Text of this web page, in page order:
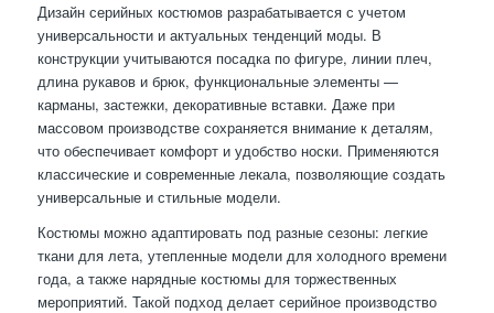
Дизайн серийных костюмов разрабатывается с учетом
универсальности и актуальных тенденций моды. В
конструкции учитываются посадка по фигуре, линии плеч,
длина рукавов и брюк, функциональные элементы —
карманы, застежки, декоративные вставки. Даже при
массовом производстве сохраняется внимание к деталям,
что обеспечивает комфорт и удобство носки. Применяются
классические и современные лекала, позволяющие создать
универсальные и стильные модели.
Костюмы можно адаптировать под разные сезоны: легкие
ткани для лета, утепленные модели для холодного времени
года, а также нарядные костюмы для торжественных
мероприятий. Такой подход делает серийное производство